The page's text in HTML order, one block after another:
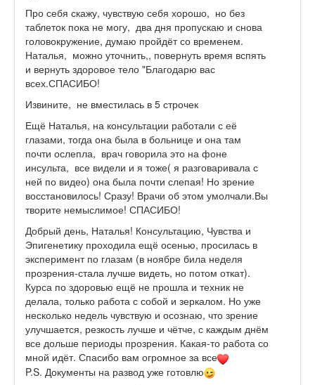
Про себя скажу, чувствую себя хорошо, но без
таблеток пока не могу, два дня пропускаю и снова
головокружение, думаю пройдёт со временем.
Наталья, можно уточнить,, повернуть время вспять
и вернуть здоровое тело "Благодарю вас
всех.СПАСИБО!
Извините, не вместилась в 5 строчек
Ещё Наталья, на консультации работали с её
глазами, тогда она была в больнице и она там
почти ослепла, врач говорила это на фоне
инсульта, все видели и я тоже( я разговаривала с
ней по видео) она была почти слепая! Но зрение
восстановилось! Сразу! Врачи об этом умолчали.Вы
творите немыслимое! СПАСИБО!
Добрый день, Наталья! Консультацию, Чувства и
Эпигенетику проходила ещё осенью, просилась в
эксперимент по глазам (в ноябре била неделя
прозрения-стала лучше видеть, но потом откат).
Курса по здоровью ещё не прошла и техник не
делала, только работа с собой и зеркалом. Но уже
несколько недель чувствую и осознаю, что зрение
улучшается, резкость лучше и чётче, с каждым днём
все дольше периоды прозрения. Какая-то работа со
мной идёт. Спасибо вам огромное за все
P.S. Документы на развод уже готовлю